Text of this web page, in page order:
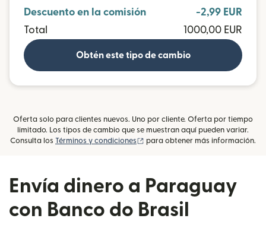
Descuento en la comisión
-2,99 EUR
Total
1000,00 EUR
Obtén este tipo de cambio
Oferta solo para clientes nuevos. Uno por cliente. Oferta por tiempo
limitado. Los tipos de cambio que se muestran aquí pueden variar.
Consulta los Términos y condiciones (se abre en una ventana nueva)
para obtener más información.
Envía dinero a Paraguay
con Banco do Brasil